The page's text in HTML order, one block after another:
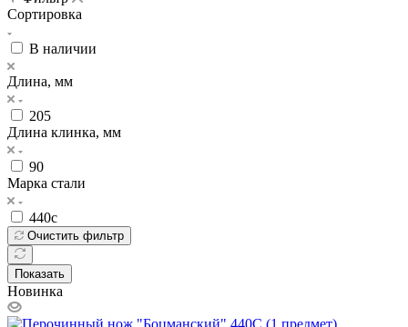
Сортировка
В наличии
Длина, мм
205
Длина клинка, мм
90
Марка стали
440с
Очистить фильтр
Показать
Новинка